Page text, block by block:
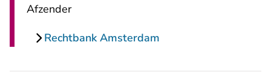
Afzender
Rechtbank Amsterdam